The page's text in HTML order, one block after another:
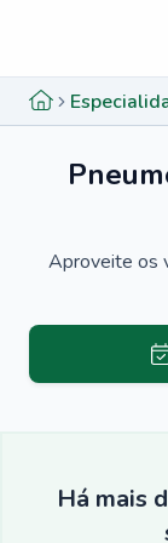
Aproveite os
Há mais